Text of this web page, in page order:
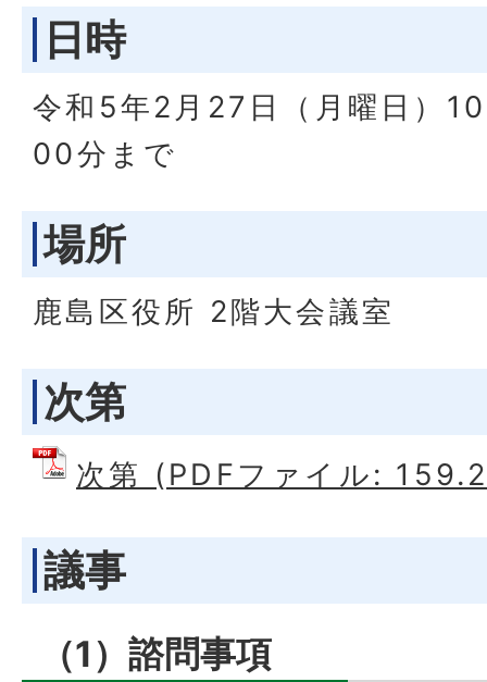
日時
令和5年2月27日（月曜日）
00分まで
場所
鹿島区役所 2階大会議室
次第
次第 (PDFファイル:
議事
（1）諮問事項